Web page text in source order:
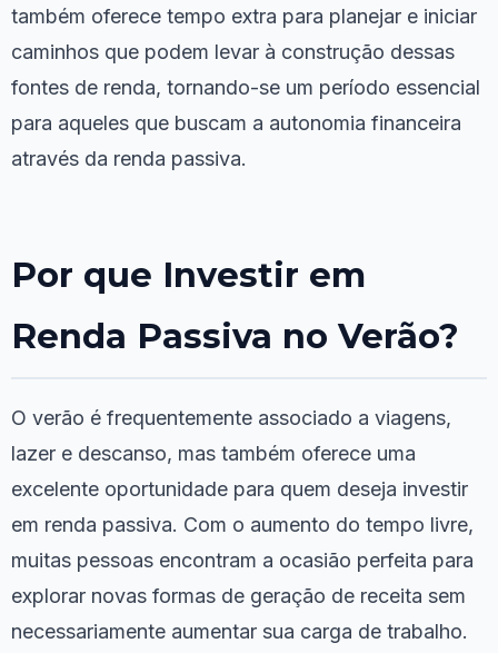
também oferece tempo extra para planejar e iniciar
caminhos que podem levar à construção dessas
fontes de renda, tornando-se um período essencial
para aqueles que buscam a autonomia financeira
através da renda passiva.
Por que Investir em
Renda Passiva no Verão?
O verão é frequentemente associado a viagens,
lazer e descanso, mas também oferece uma
excelente oportunidade para quem deseja investir
em renda passiva. Com o aumento do tempo livre,
muitas pessoas encontram a ocasião perfeita para
explorar novas formas de geração de receita sem
necessariamente aumentar sua carga de trabalho.